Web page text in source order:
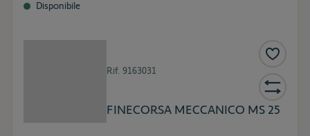
Disponibile
Rif. 9163031
FINECORSA MECCANICO MS 25